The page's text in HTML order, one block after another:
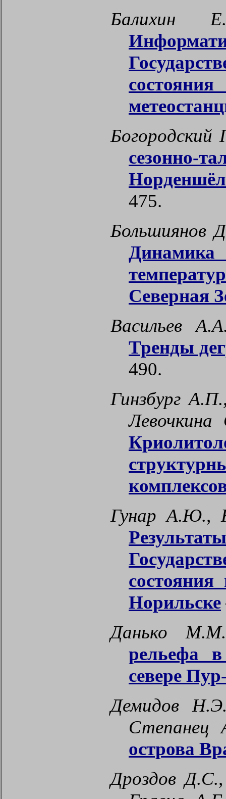
Балихин
сезонно-
475.
Большиянов
Северная
Васильев
Тренды
490.
Гинзбург
Гунар А.Ю.,
Норильске
Данько
рельефа в
севере
Демидов
острова
Дроздов